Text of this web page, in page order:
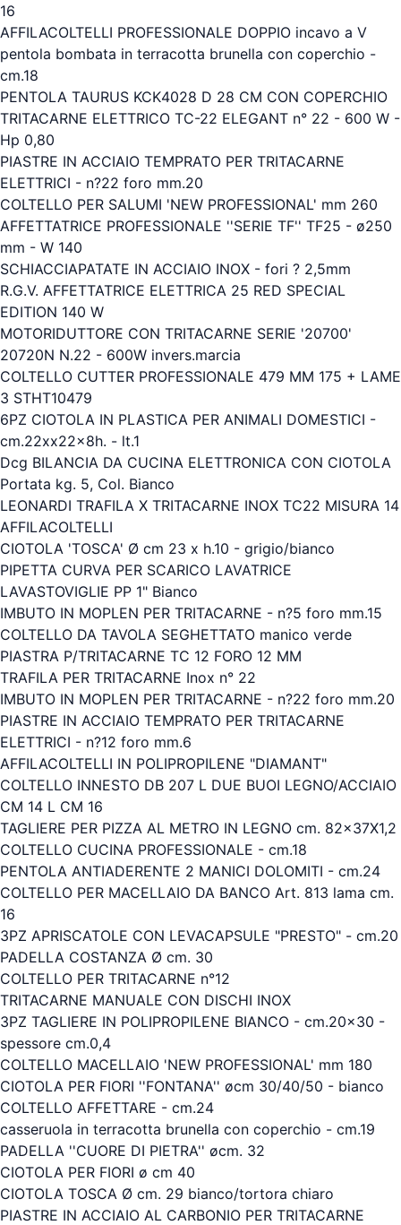
16
AFFILACOLTELLI PROFESSIONALE DOPPIO incavo a V
pentola bombata in terracotta brunella con coperchio -
cm.18
PENTOLA TAURUS KCK4028 D 28 CM CON COPERCHIO
TRITACARNE ELETTRICO TC-22 ELEGANT n° 22 - 600 W -
Hp 0,80
PIASTRE IN ACCIAIO TEMPRATO PER TRITACARNE
ELETTRICI - n?22 foro mm.20
COLTELLO PER SALUMI 'NEW PROFESSIONAL' mm 260
AFFETTATRICE PROFESSIONALE ''SERIE TF'' TF25 - ø250
mm - W 140
SCHIACCIAPATATE IN ACCIAIO INOX - fori ? 2,5mm
R.G.V. AFFETTATRICE ELETTRICA 25 RED SPECIAL
EDITION 140 W
MOTORIDUTTORE CON TRITACARNE SERIE '20700'
20720N N.22 - 600W invers.marcia
COLTELLO CUTTER PROFESSIONALE 479 MM 175 + LAME
3 STHT10479
6PZ CIOTOLA IN PLASTICA PER ANIMALI DOMESTICI -
cm.22xx22x8h. - lt.1
Dcg BILANCIA DA CUCINA ELETTRONICA CON CIOTOLA
Portata kg. 5, Col. Bianco
LEONARDI TRAFILA X TRITACARNE INOX TC22 MISURA 14
AFFILACOLTELLI
CIOTOLA 'TOSCA' Ø cm 23 x h.10 - grigio/bianco
PIPETTA CURVA PER SCARICO LAVATRICE
LAVASTOVIGLIE PP 1" Bianco
IMBUTO IN MOPLEN PER TRITACARNE - n?5 foro mm.15
COLTELLO DA TAVOLA SEGHETTATO manico verde
PIASTRA P/TRITACARNE TC 12 FORO 12 MM
TRAFILA PER TRITACARNE Inox n° 22
IMBUTO IN MOPLEN PER TRITACARNE - n?22 foro mm.20
PIASTRE IN ACCIAIO TEMPRATO PER TRITACARNE
ELETTRICI - n?12 foro mm.6
AFFILACOLTELLI IN POLIPROPILENE "DIAMANT"
COLTELLO INNESTO DB 207 L DUE BUOI LEGNO/ACCIAIO
CM 14 L CM 16
TAGLIERE PER PIZZA AL METRO IN LEGNO cm. 82x37X1,2
COLTELLO CUCINA PROFESSIONALE - cm.18
PENTOLA ANTIADERENTE 2 MANICI DOLOMITI - cm.24
COLTELLO PER MACELLAIO DA BANCO Art. 813 lama cm.
16
3PZ APRISCATOLE CON LEVACAPSULE "PRESTO" - cm.20
PADELLA COSTANZA Ø cm. 30
COLTELLO PER TRITACARNE n°12
TRITACARNE MANUALE CON DISCHI INOX
3PZ TAGLIERE IN POLIPROPILENE BIANCO - cm.20x30 -
spessore cm.0,4
COLTELLO MACELLAIO 'NEW PROFESSIONAL' mm 180
CIOTOLA PER FIORI ''FONTANA'' øcm 30/40/50 - bianco
COLTELLO AFFETTARE - cm.24
casseruola in terracotta brunella con coperchio - cm.19
PADELLA ''CUORE DI PIETRA'' øcm. 32
CIOTOLA PER FIORI ø cm 40
CIOTOLA TOSCA Ø cm. 29 bianco/tortora chiaro
PIASTRE IN ACCIAIO AL CARBONIO PER TRITACARNE